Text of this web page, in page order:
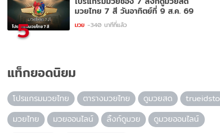
5
มวยไทย 7 สี วันอาทิตย์ที่ 9 ส.ค. 69
มวย -340 นาทีที่แล้ว
แท็กยอดนิยม
โปรแกรมมวยไทย ตารางมวยไทย ดูมวยสด
มวยไทย
มวยออนไลน์ ลิ้งก์ดูมวย
ดูมวยออนไลน์